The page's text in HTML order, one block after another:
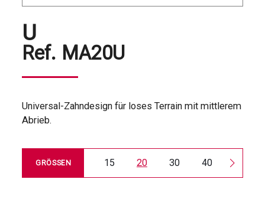
U
Ref. MA20U
Universal-Zahndesign für loses Terrain mit mittlerem
Abrieb.
GRÖSSEN 15 20 30 40 50